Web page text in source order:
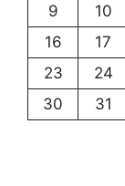
9
10
16
17
23
24
30
31